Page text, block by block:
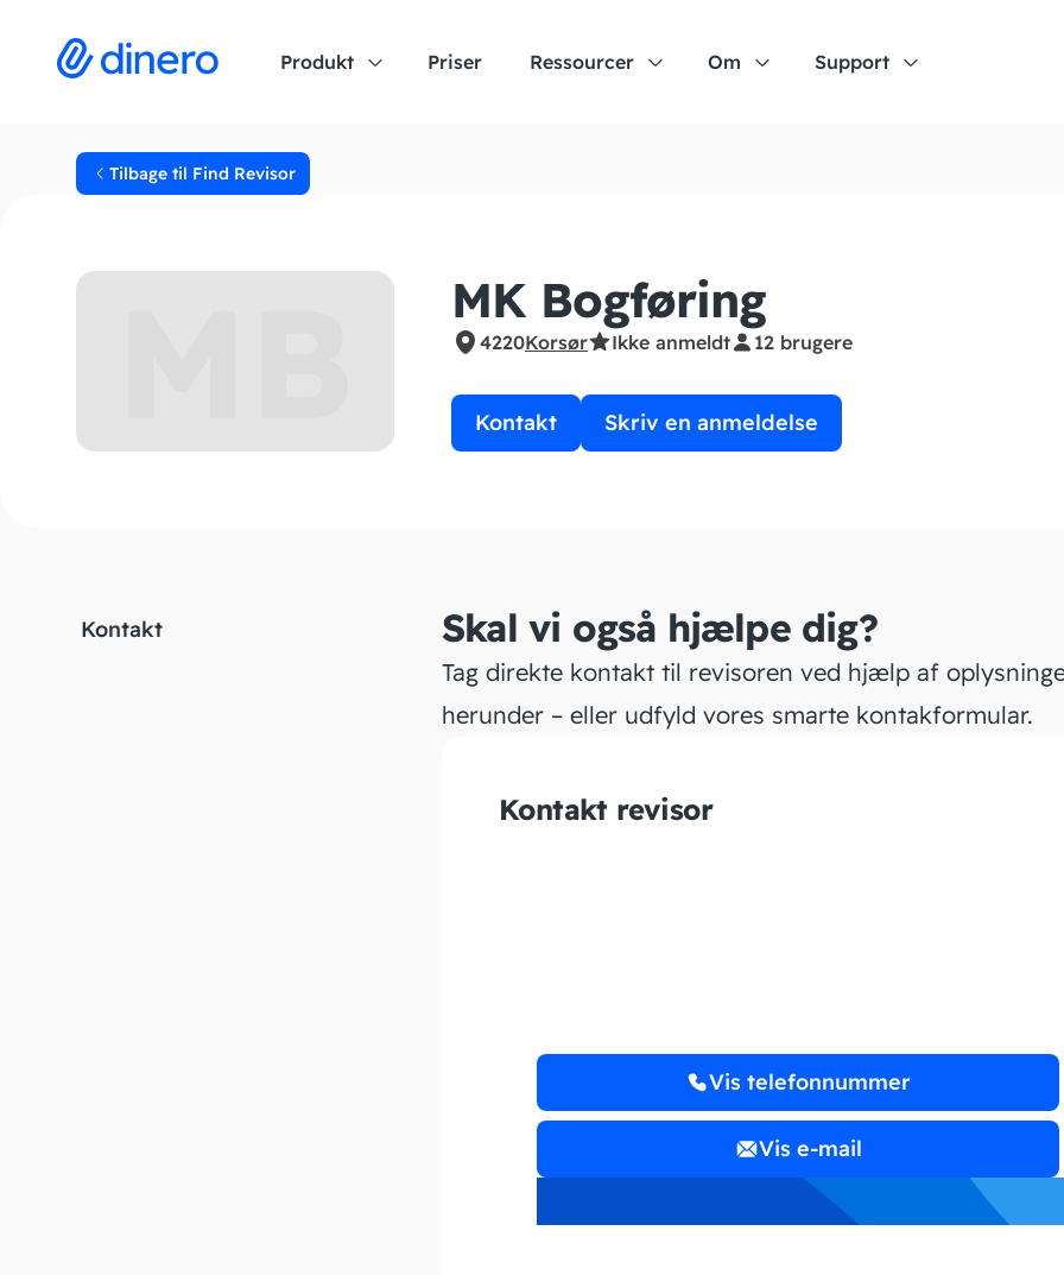
Produkt Priser Ressourcer Om Support
Tilbage til Find Revisor
MK Bogføring
4220Korsør Ikke anmeldt 12 brugere
Kontakt Skriv en anmeldelse
Kontakt Skal vi også hjælpe dig?
Tag direkte kontakt til revisoren ved hjælp af
herunder – eller udfyld vores smarte kontakformular.
Kontakt revisor
Vis telefonnummer
Vis e-mail